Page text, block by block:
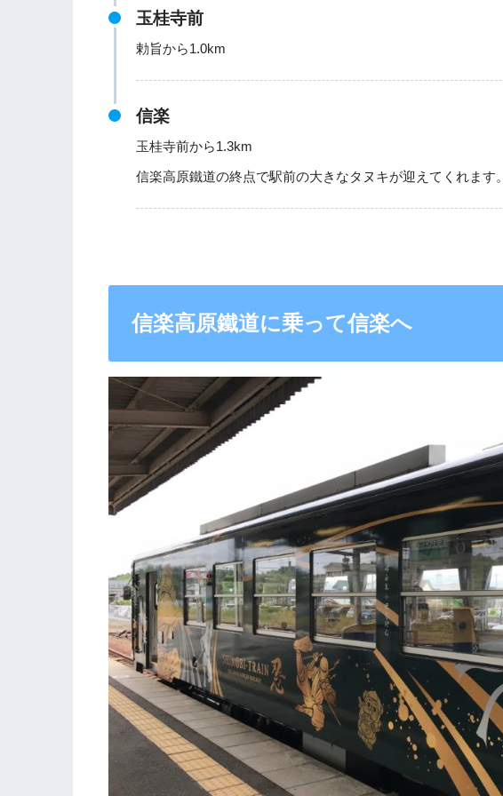
玉桂寺前
勅旨から1.0km
信楽
玉桂寺前から1.3km
信楽高原鐵道の終点で駅前の大きなタヌキが迎えてくれます。
信楽高原鐵道に乗って信楽へ